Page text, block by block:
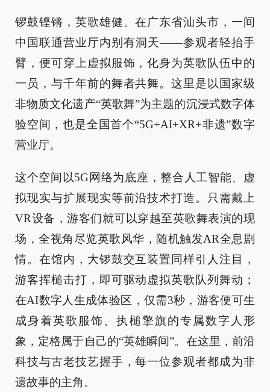
锣鼓铿锵，英歌雄健。在广东省汕头市，一间
中国联通营业厅内别有洞天——参观者轻抬手
臂，便可穿上虚拟服饰，化身为英歌队伍中的
一员，与千年前的舞者共舞。这里是以国家级
非物质文化遗产“英歌舞”为主题的沉浸式数字体
验空间，也是全国首个“5G+AI+XR+非遗”数字
营业厅。
这个空间以5G网络为底座，整合人工智能、虚
拟现实与扩展现实等前沿技术打造。只需戴上
VR设备，游客们就可以穿越至英歌舞表演的现
场，全视角尽览英歌风华，随机触发AR全息剧
情。在馆内，大锣鼓交互装置同样引人注目，
游客挥槌击打，即可驱动虚拟英歌队列舞动；
在AI数字人生成体验区，仅需3秒，游客便可生
成身着英歌服饰、执槌擎旗的专属数字人形
象，定格属于自己的“英雄瞬间”。在这里，前沿
科技与古老技艺握手，每一位参观者都成为非
遗故事的主角。